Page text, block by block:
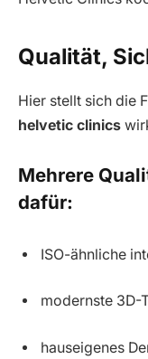
Qualität,
Hier stellt sich die
helvetic clinics
Mehrere
dafür:
ISO-ähnliche
modernste 3D-
hauseigenes